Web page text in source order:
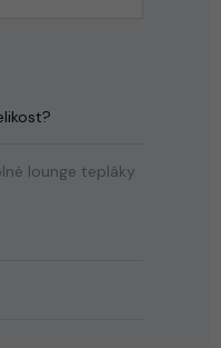
lounge tepláky.